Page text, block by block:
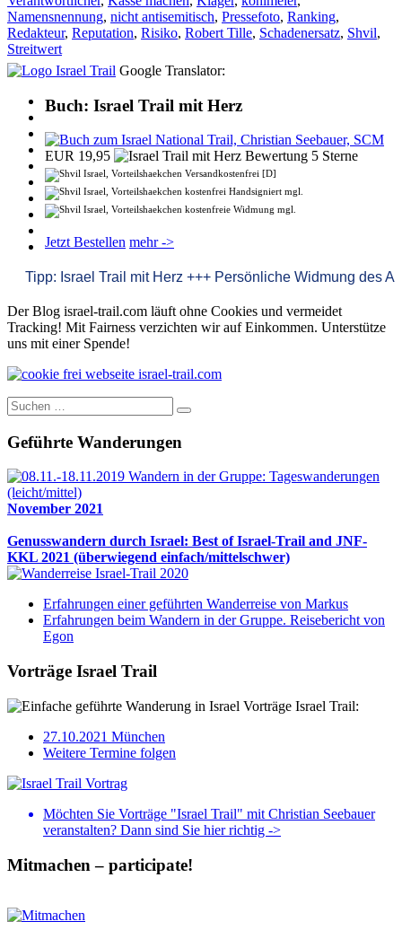
Namensnennung, nicht antisemitisch, Pressefoto, Ranking,
Redakteur, Reputation, Risiko, Robert Tille, Schadenersatz, Shvil,
Streitwert
Google Translator:
Buch: Israel Trail mit Herz
EUR 19,95
Versandkostenfrei [D]
kostenfrei Handsigniert mgl.
kostenfreie Widmung mgl.
Jetzt Bestellen mehr ->
Tipp: Israel Trail mit Herz +++ Persönliche Widmung des
Der Blog israel-trail.com läuft ohne Cookies und vermeidet
Tracking! Mit Fairness verzichten wir auf Einkommen. Unterstütze
uns mit einer Spende!
Suche
nach:
Geführte Wanderungen
November 2021
Genusswandern durch Israel: Best of Israel-Trail and JNF-
KKL 2021 (überwiegend einfach/mittelschwer)
Erfahrungen einer geführten Wanderreise von Markus
Erfahrungen beim Wandern in der Gruppe. Reisebericht von
Egon
Vorträge Israel Trail
Vorträge Israel Trail:
27.10.2021 München
Weitere Termine folgen
Möchten Sie Vorträge "Israel Trail" mit Christian Seebauer
veranstalten? Dann sind Sie hier richtig ->
Mitmachen – participate!